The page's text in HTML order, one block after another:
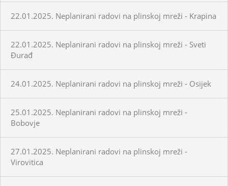
22.01.2025. Neplanirani radovi na plinskoj mreži - Krapina
22.01.2025. Neplanirani radovi na plinskoj mreži - Sveti
Đurađ
24.01.2025. Neplanirani radovi na plinskoj mreži - Osijek
25.01.2025. Neplanirani radovi na plinskoj mreži -
Bobovje
27.01.2025. Neplanirani radovi na plinskoj mreži -
Virovitica